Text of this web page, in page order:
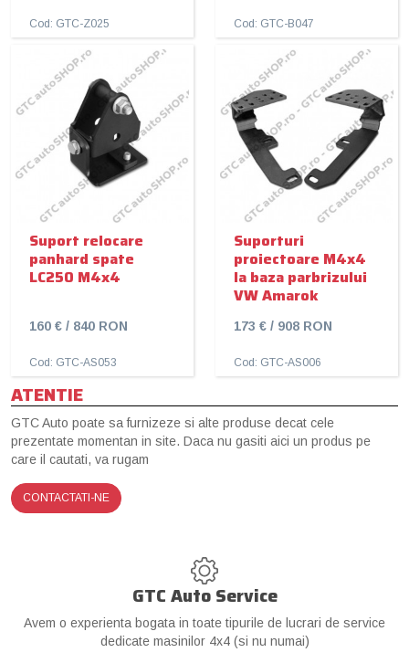
Cod: GTC-Z025 Cod: GTC-B047
Suport relocare
panhard spate
LC250 M4x4
160 € / 840 RON
Cod: GTC-AS053
Suporturi
proiectoare M4x4
la baza parbrizului
VW Amarok
173 € / 908 RON
Cod: GTC-AS006
ATENTIE
GTC Auto poate sa furnizeze si alte produse decat cele
prezentate momentan in site. Daca nu gasiti aici un produs pe
care il cautati, va rugam
CONTACTATI-NE
GTC Auto Service
Avem o experienta bogata in toate tipurile de lucrari de service
dedicate masinilor 4x4 (si nu numai)